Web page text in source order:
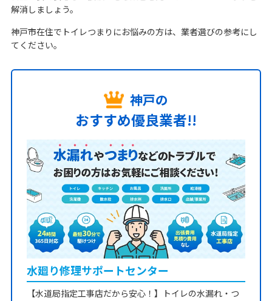
解消しましょう。
神戸市在住でトイレつまりにお悩みの方は、業者選びの参考にし
てください。
神戸の
おすすめ優良業者!!
水廻り修理サポートセンター
【水道局指定工事店だから安心！】トイレの水漏れ・つ